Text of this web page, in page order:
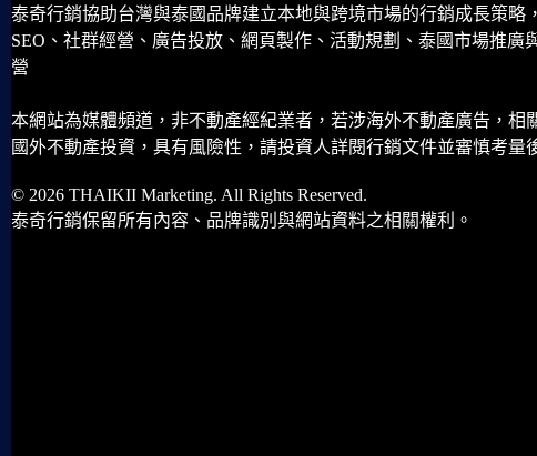
泰奇行銷協助台灣與泰國品牌建立本地與跨境市場的行銷成長策略
SEO、社群經營、廣告投放、網頁製作、活動規劃、泰國市場推廣
營
本網站為媒體頻道，非不動產經紀業者，若涉海外不動產廣告，相
國外不動產投資，具有風險性，請投資人詳閱行銷文件並審慎考量
© 2026 THAIKII Marketing. All Rights Reserved.
泰奇行銷保留所有內容、品牌識別與網站資料之相關權利。